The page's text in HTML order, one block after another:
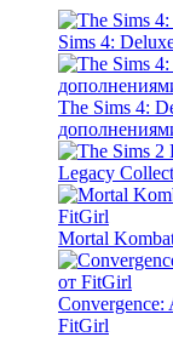
Sims 4:
The Sims 4:
Legacy
Mortal
Convergence:
FitGirl